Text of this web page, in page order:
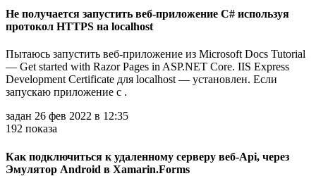
Не получается запустить веб-приложение C# используя
протокол HTTPS на localhost
Пытаюсь запустить веб-приложение из Microsoft Docs Tutorial
— Get started with Razor Pages in ASP.NET Core. IIS Express
Development Certificate для localhost — установлен. Если
запускаю приложение с .
задан 26 фев 2022 в 12:35
192 показа
Как подключиться к удаленному серверу веб-Api, через
Эмулятор Android в Xamarin.Forms